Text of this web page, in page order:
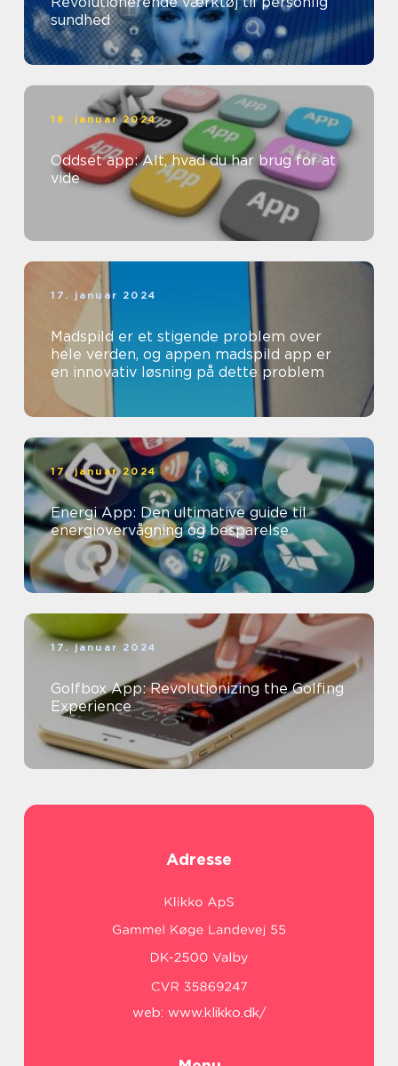
sundhed
18. januar 2024
Oddset app: Alt, hvad du har brug for at
vide
17. januar 2024
Madspild er et stigende problem over
hele verden, og appen madspild app er
en innovativ løsning på dette problem
17. januar 2024
Energi App: Den ultimative guide til
energiovervågning og besparelse
17. januar 2024
Golfbox App: Revolutionizing the Golfing
Experience
Adresse
web: www.klikko.dk/